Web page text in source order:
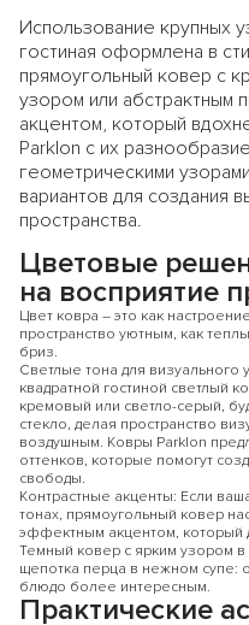
Использование крупных
гостиная оформлена в
прямоугольный ковер с
узором или абстрактным
акцентом, который
Parklon с их
геометрическими
вариантов для создания
пространства.
Цветовые
на восприятие
Цвет ковра – это как
пространство уютным, как
бриз.
Светлые тона для
квадратной гостиной светлый
кремовый или светло-серый,
стекло, делая пространство
воздушным. Ковры Parklon
оттенков, которые помогут
свободы.
Контрастные акценты: Если
тонах, прямоугольный ковер
эффектным акцентом, который
Темный ковер с ярким узором в
щепотка перца в нежном супе:
блюдо более интересным.
Практические